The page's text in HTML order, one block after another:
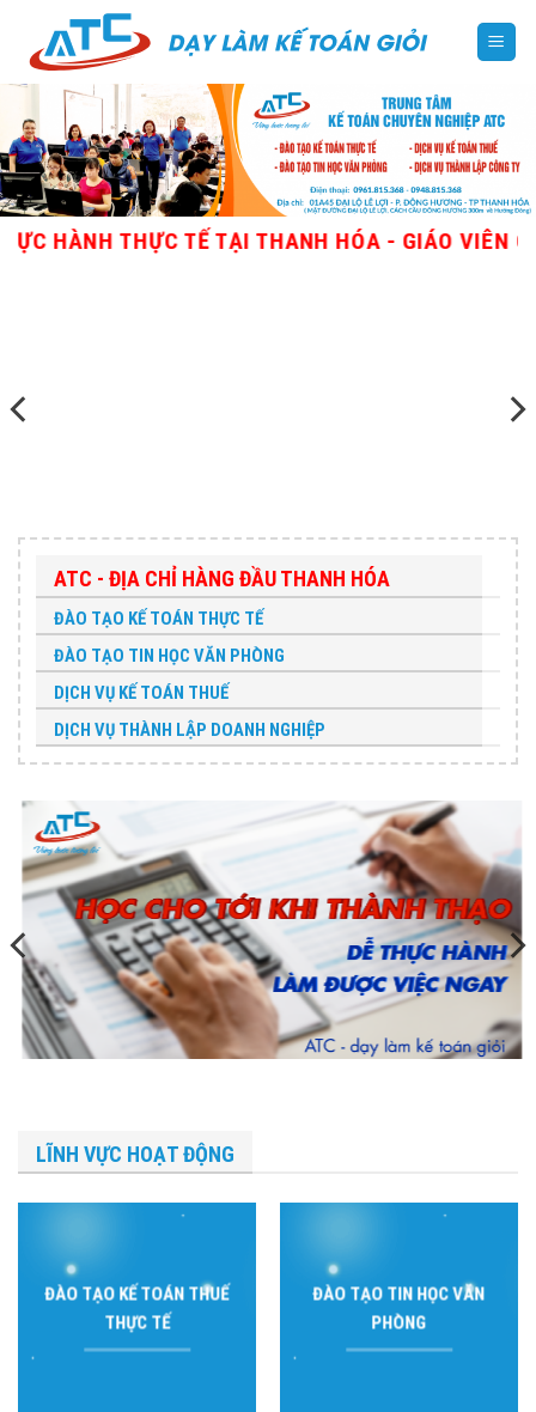
content
THỰC TẾ TẠI THANH HÓA - GIÁO VIÊN GIỎI,
ATC - ĐỊA CHỈ HÀNG ĐẦU THANH HÓA
ĐÀO TẠO KẾ TOÁN THỰC TẾ
ĐÀO TẠO TIN HỌC VĂN PHÒNG
DỊCH VỤ KẾ TOÁN THUẾ
DỊCH VỤ THÀNH LẬP DOANH NGHIỆP
LĨNH VỰC HOẠT ĐỘNG
ĐÀO TẠO KẾ TOÁN THUẾ
THỰC TẾ
ĐÀO TẠO TIN HỌC VĂN
PHÒNG